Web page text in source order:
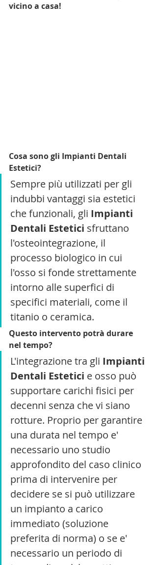
vicino a casa!
Cosa sono gli Impianti Dentali
Estetici?
Sempre più utilizzati per gli
indubbi vantaggi sia estetici
che funzionali, gli Impianti
Dentali Estetici sfruttano
l'osteointegrazione, il
processo biologico in cui
l'osso si fonde strettamente
intorno alle superfici di
specifici materiali, come il
titanio o ceramica.
Questo intervento potrà durare
nel tempo?
L'integrazione tra gli Impianti
Dentali Estetici e osso può
supportare carichi fisici per
decenni senza che vi siano
rotture. Proprio per garantire
una durata nel tempo e'
necessario uno studio
approfondito del caso clinico
prima di intervenire per
decidere se si può utilizzare
un impianto a carico
immediato (soluzione
preferita di norma) o se e'
necessario un periodo di